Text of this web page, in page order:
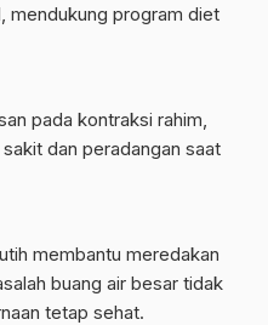
mendukung program diet
pada kontraksi rahim,
dan peradangan saat
membantu meredakan
buang air besar tidak
tetap sehat.